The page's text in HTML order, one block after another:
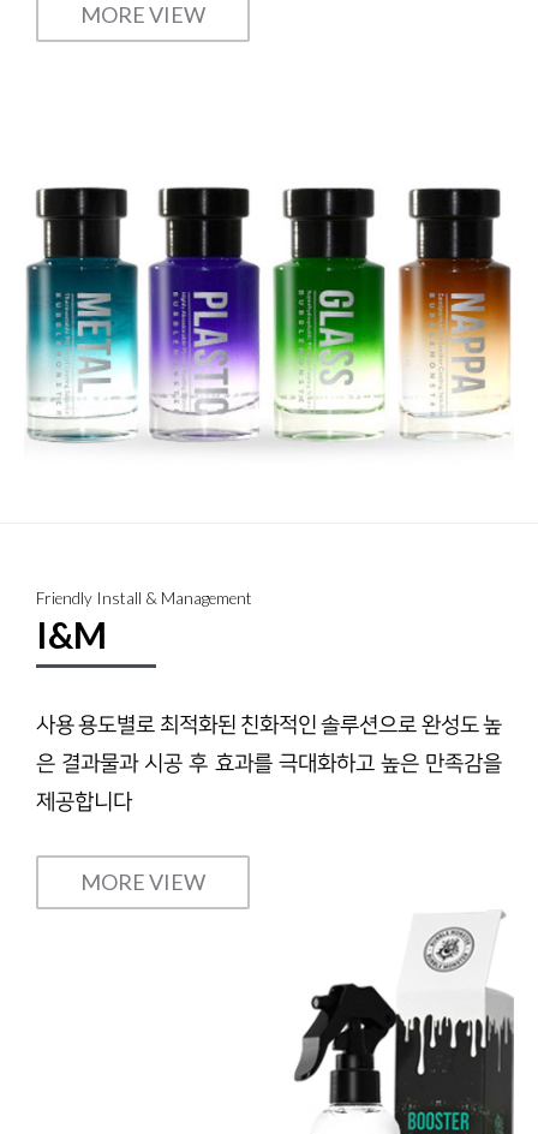
MORE VIEW
Friendly Install & Management
I&M
사용 용도별로 최적화된 친화적인 솔루션으로 완성도 높
은 결과물과 시공 후 효과를 극대화하고 높은 만족감을
제공합니다
MORE VIEW